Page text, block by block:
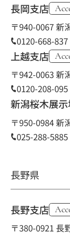
長岡支店
〒940-0067 新
0120-668-837
上越支店
〒942-0063 新
0120-208-095
新潟桜木展
〒950-0984 新
025-288-5885
長野県
長野支店
〒380-0921 長